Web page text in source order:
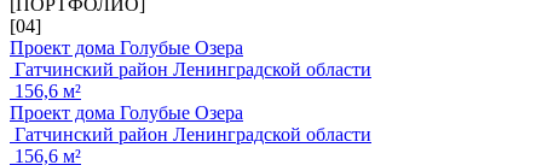
[ПОРТФОЛИО]
[04]
Проект дома Голубые Озера
Гатчинский район Ленинградской области
156,6 м²
Проект дома Голубые Озера
Гатчинский район Ленинградской области
156,6 м²